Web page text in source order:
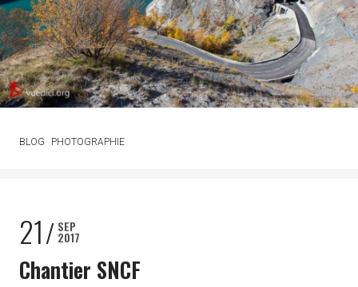
BLOG PHOTOGRAPHIE
21 SEP
2017
Chantier SNCF